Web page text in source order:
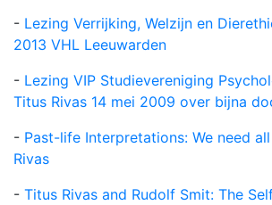
- Lezing Verrijking, Welzijn en
2013 VHL Leeuwarden
- Lezing VIP Studievereniging
Titus Rivas 14 mei 2009 over bijna
- Past-life Interpretations: We need
Rivas
- Titus Rivas and Rudolf Smit: The